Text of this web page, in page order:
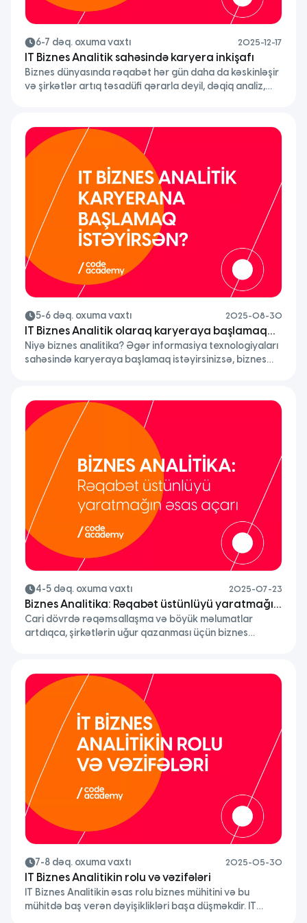
6-7 dəq. oxuma vaxtı 2025-12-17
IT Biznes Analitik sahəsində karyera inkişafı
Biznes dünyasında rəqabət hər gün daha da kəskinləşir
və şirkətlər artıq təsadüfi qərarla deyil, dəqiq analiz,
biznes analitika bu gün şirkətlərin ən kritik yönlərindən
birinə çevrilib. Bir çox CEO (Chief Executive Officer)
qeyd edir ki, uğurlu biznesin əsasında intuisiya yox,
analitik […]
5-6 dəq. oxuma vaxtı 2025-08-30
IT Biznes Analitik olaraq karyeraya başlamaq
istəyirsən?
Niyə biznes analitika? Əgər informasiya texnologiyaları
sahəsində karyeraya başlamaq istəyirsinizsə, biznes
həllərə çevirir. Yəni qısaca, biznes analitika bizneslə
texnologiya arasında körpüdür. Bu sayədə komandalar
nəyi, niyə və necə yaratmalı olduqlarını aydın anlayır və
yaradılan layihələr gözləntilərə uyğun nəticə verir.
4-5 dəq. oxuma vaxtı 2025-07-23
Biznes Analitika: Rəqabət üstünlüyü yaratmağın
əsas açarı
Cari dövrdə rəqəmsallaşma və böyük məlumatlar
artdıqca, şirkətlərin uğur qazanması üçün biznes
7-8 dəq. oxuma vaxtı 2025-05-30
IT Biznes Analitikin rolu və vəzifələri
IT Biznes Analitikin əsas rolu biznes mühitini və bu
mühitdə baş verən dəyişiklikləri başa düşməkdir. IT